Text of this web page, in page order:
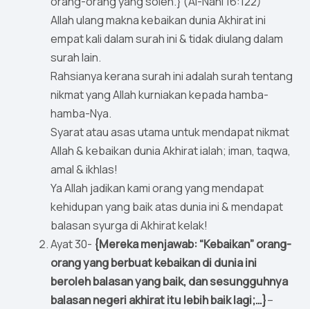
Allah ulang makna kebaikan dunia Akhirat ini
empat kali dalam surah ini & tidak diulang dalam
surah lain.
Rahsianya kerana surah ini adalah surah tentang
nikmat yang Allah kurniakan kepada hamba-
hamba-Nya.
Syarat atau asas utama untuk mendapat nikmat
Allah & kebaikan dunia Akhirat ialah; iman, taqwa,
amal & ikhlas!
Ya Allah jadikan kami orang yang mendapat
kehidupan yang baik atas dunia ini & mendapat
balasan syurga di Akhirat kelak!
Ayat 30- {Mereka menjawab: “Kebaikan” orang-
orang yang berbuat kebaikan di dunia ini
beroleh balasan yang baik, dan sesungguhnya
balasan negeri akhirat itu lebih baik lagi;…}–